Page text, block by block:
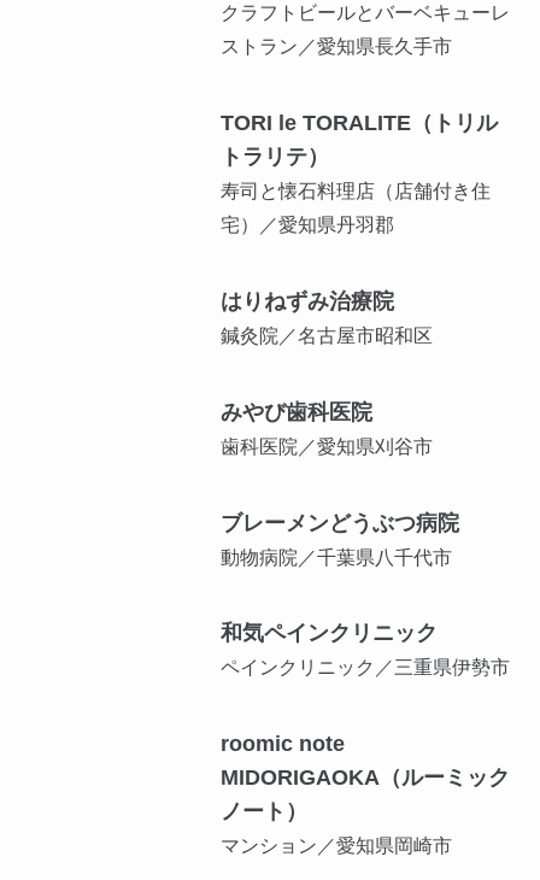
クラフトビールとバーベキューレ
ストラン／愛知県長久手市
TORI le TORALITE（トリル
トラリテ）
寿司と懐石料理店（店舗付き住
宅）／愛知県丹羽郡
はりねずみ治療院
鍼灸院／名古屋市昭和区
みやび歯科医院
歯科医院／愛知県刈谷市
ブレーメンどうぶつ病院
動物病院／千葉県八千代市
和気ペインクリニック
ペインクリニック／三重県伊勢市
roomic note
MIDORIGAOKA（ルーミック
ノート）
マンション／愛知県岡崎市